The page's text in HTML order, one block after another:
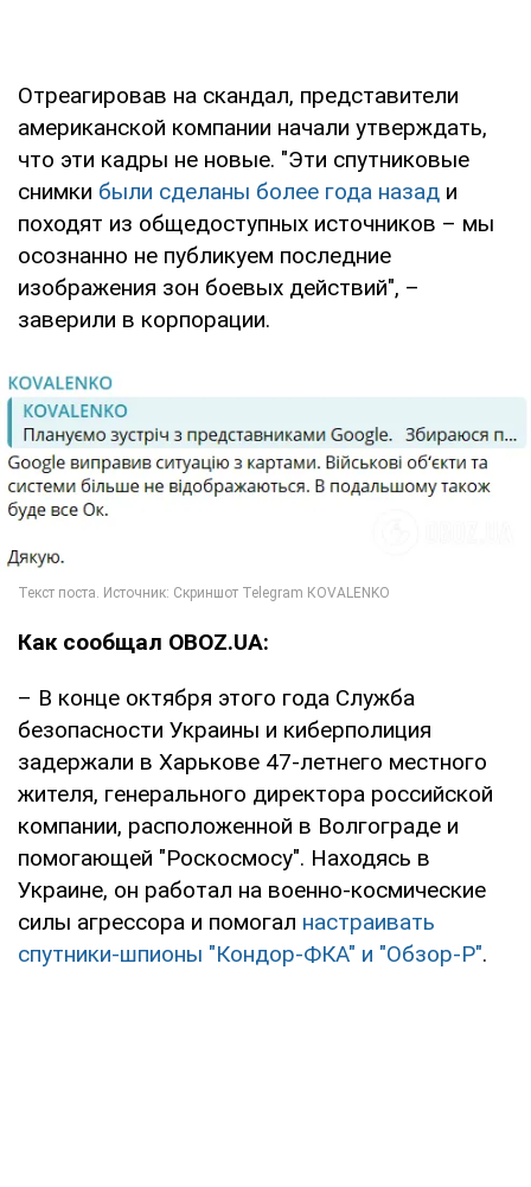
Отреагировав на скандал, представители
американской компании начали утверждать,
что эти кадры не новые. "Эти спутниковые
снимки были сделаны более года назад и
походят из общедоступных источников – мы
осознанно не публикуем последние
изображения зон боевых действий", –
заверили в корпорации.
Как сообщал OBOZ.UA:
– В конце октября этого года Служба
безопасности Украины и киберполиция
задержали в Харькове 47-летнего местного
жителя, генерального директора российской
компании, расположенной в Волгограде и
помогающей "Роскосмосу". Находясь в
Украине, он работал на военно-космические
силы агрессора и помогал настраивать
спутники-шпионы "Кондор-ФКА" и "Обзор-Р".